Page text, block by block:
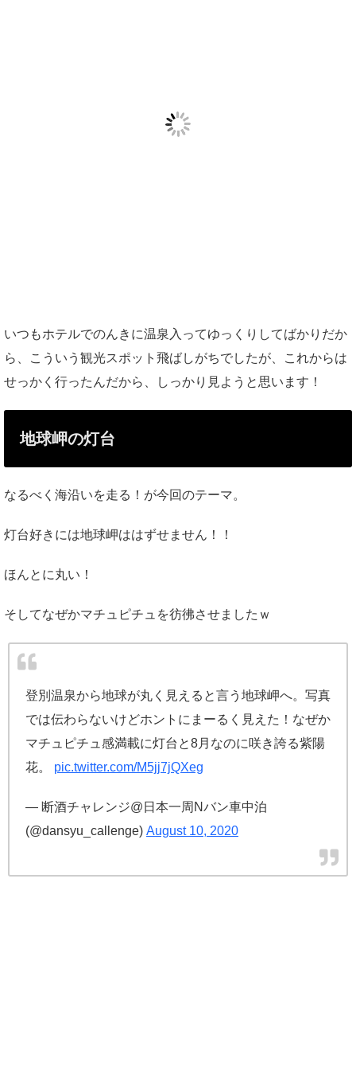
いつもホテルでのんきに温泉入ってゆっくりしてばかりだか
ら、こういう観光スポット飛ばしがちでしたが、これからは
せっかく行ったんだから、しっかり見ようと思います！
地球岬の灯台
なるべく海沿いを走る！が今回のテーマ。
灯台好きには地球岬ははずせません！！
ほんとに丸い！
そしてなぜかマチュピチュを彷彿させましたｗ
登別温泉から地球が丸く見えると言う地球岬へ。写真
では伝わらないけどホントにまーるく見えた！なぜか
マチュピチュ感満載に灯台と8月なのに咲き誇る紫陽
花。 pic.twitter.com/M5jj7jQXeg
— 断酒チャレンジ@日本一周Nバン車中泊
(@dansyu_callenge) August 10, 2020